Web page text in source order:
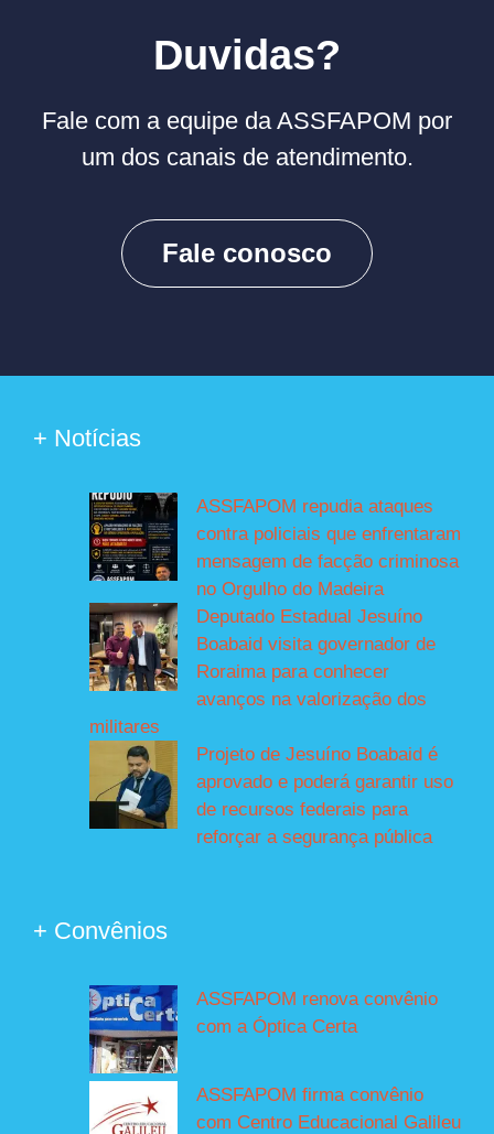
Duvidas?
Fale com a equipe da ASSFAPOM por
um dos canais de atendimento.
Fale conosco
+ Notícias
ASSFAPOM repudia ataques
contra policiais que enfrentaram
mensagem de facção criminosa
no Orgulho do Madeira
Deputado Estadual Jesuíno
Boabaid visita governador de
Roraima para conhecer
avanços na valorização dos
militares
Projeto de Jesuíno Boabaid é
aprovado e poderá garantir uso
de recursos federais para
reforçar a segurança pública
+ Convênios
ASSFAPOM renova convênio
com a Óptica Certa
ASSFAPOM firma convênio
com Centro Educacional Galileu